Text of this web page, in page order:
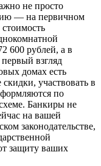
не просто
— на первичном
600 рублей, а в
взгляд
домах есть
участвовать в
по
Банкиры не
на вашей
законодательстве,
защиту ваших